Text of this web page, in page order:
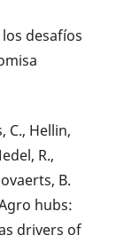
desafíos
C., Hellin,
R.,
B.
hubs:
drivers of